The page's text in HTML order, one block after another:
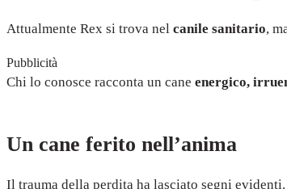
Attualmente Rex si trova nel canile sanitario,
Pubblicità
Chi lo conosce racconta un cane energico,
Un cane ferito nell’anima
Il trauma della perdita ha lasciato segni